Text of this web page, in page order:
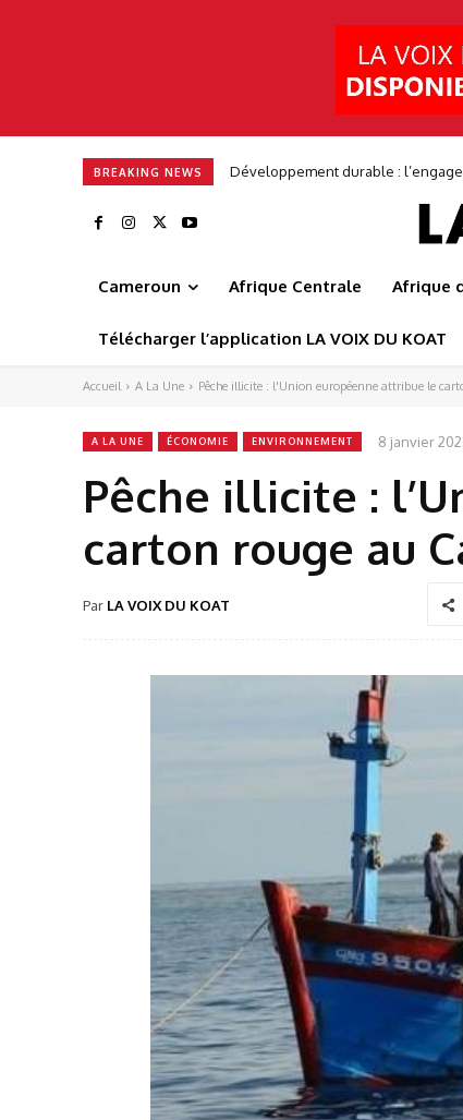
BREAKING NEWS Développement durable :
Frédéric Augé : « Nous voulons
Cameroun Afrique Centrale Afrique
Télécharger l’application LA VOIX DU KOAT
Accueil A La Une Pêche illicite : l'Union européenne attribue le
A LA UNE ÉCONOMIE ENVIRONNEMENT 8 janvier
Pêche illicite :
carton rouge au
Par LA VOIX DU KOAT